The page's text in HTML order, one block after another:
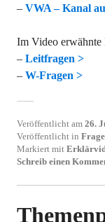
– VWA – Kanal
Im Video erwähnte
– Leitfragen >
– W-Fragen >
Veröffentlicht am 26.
Veröffentlicht in
Markiert mit
Schreib einen